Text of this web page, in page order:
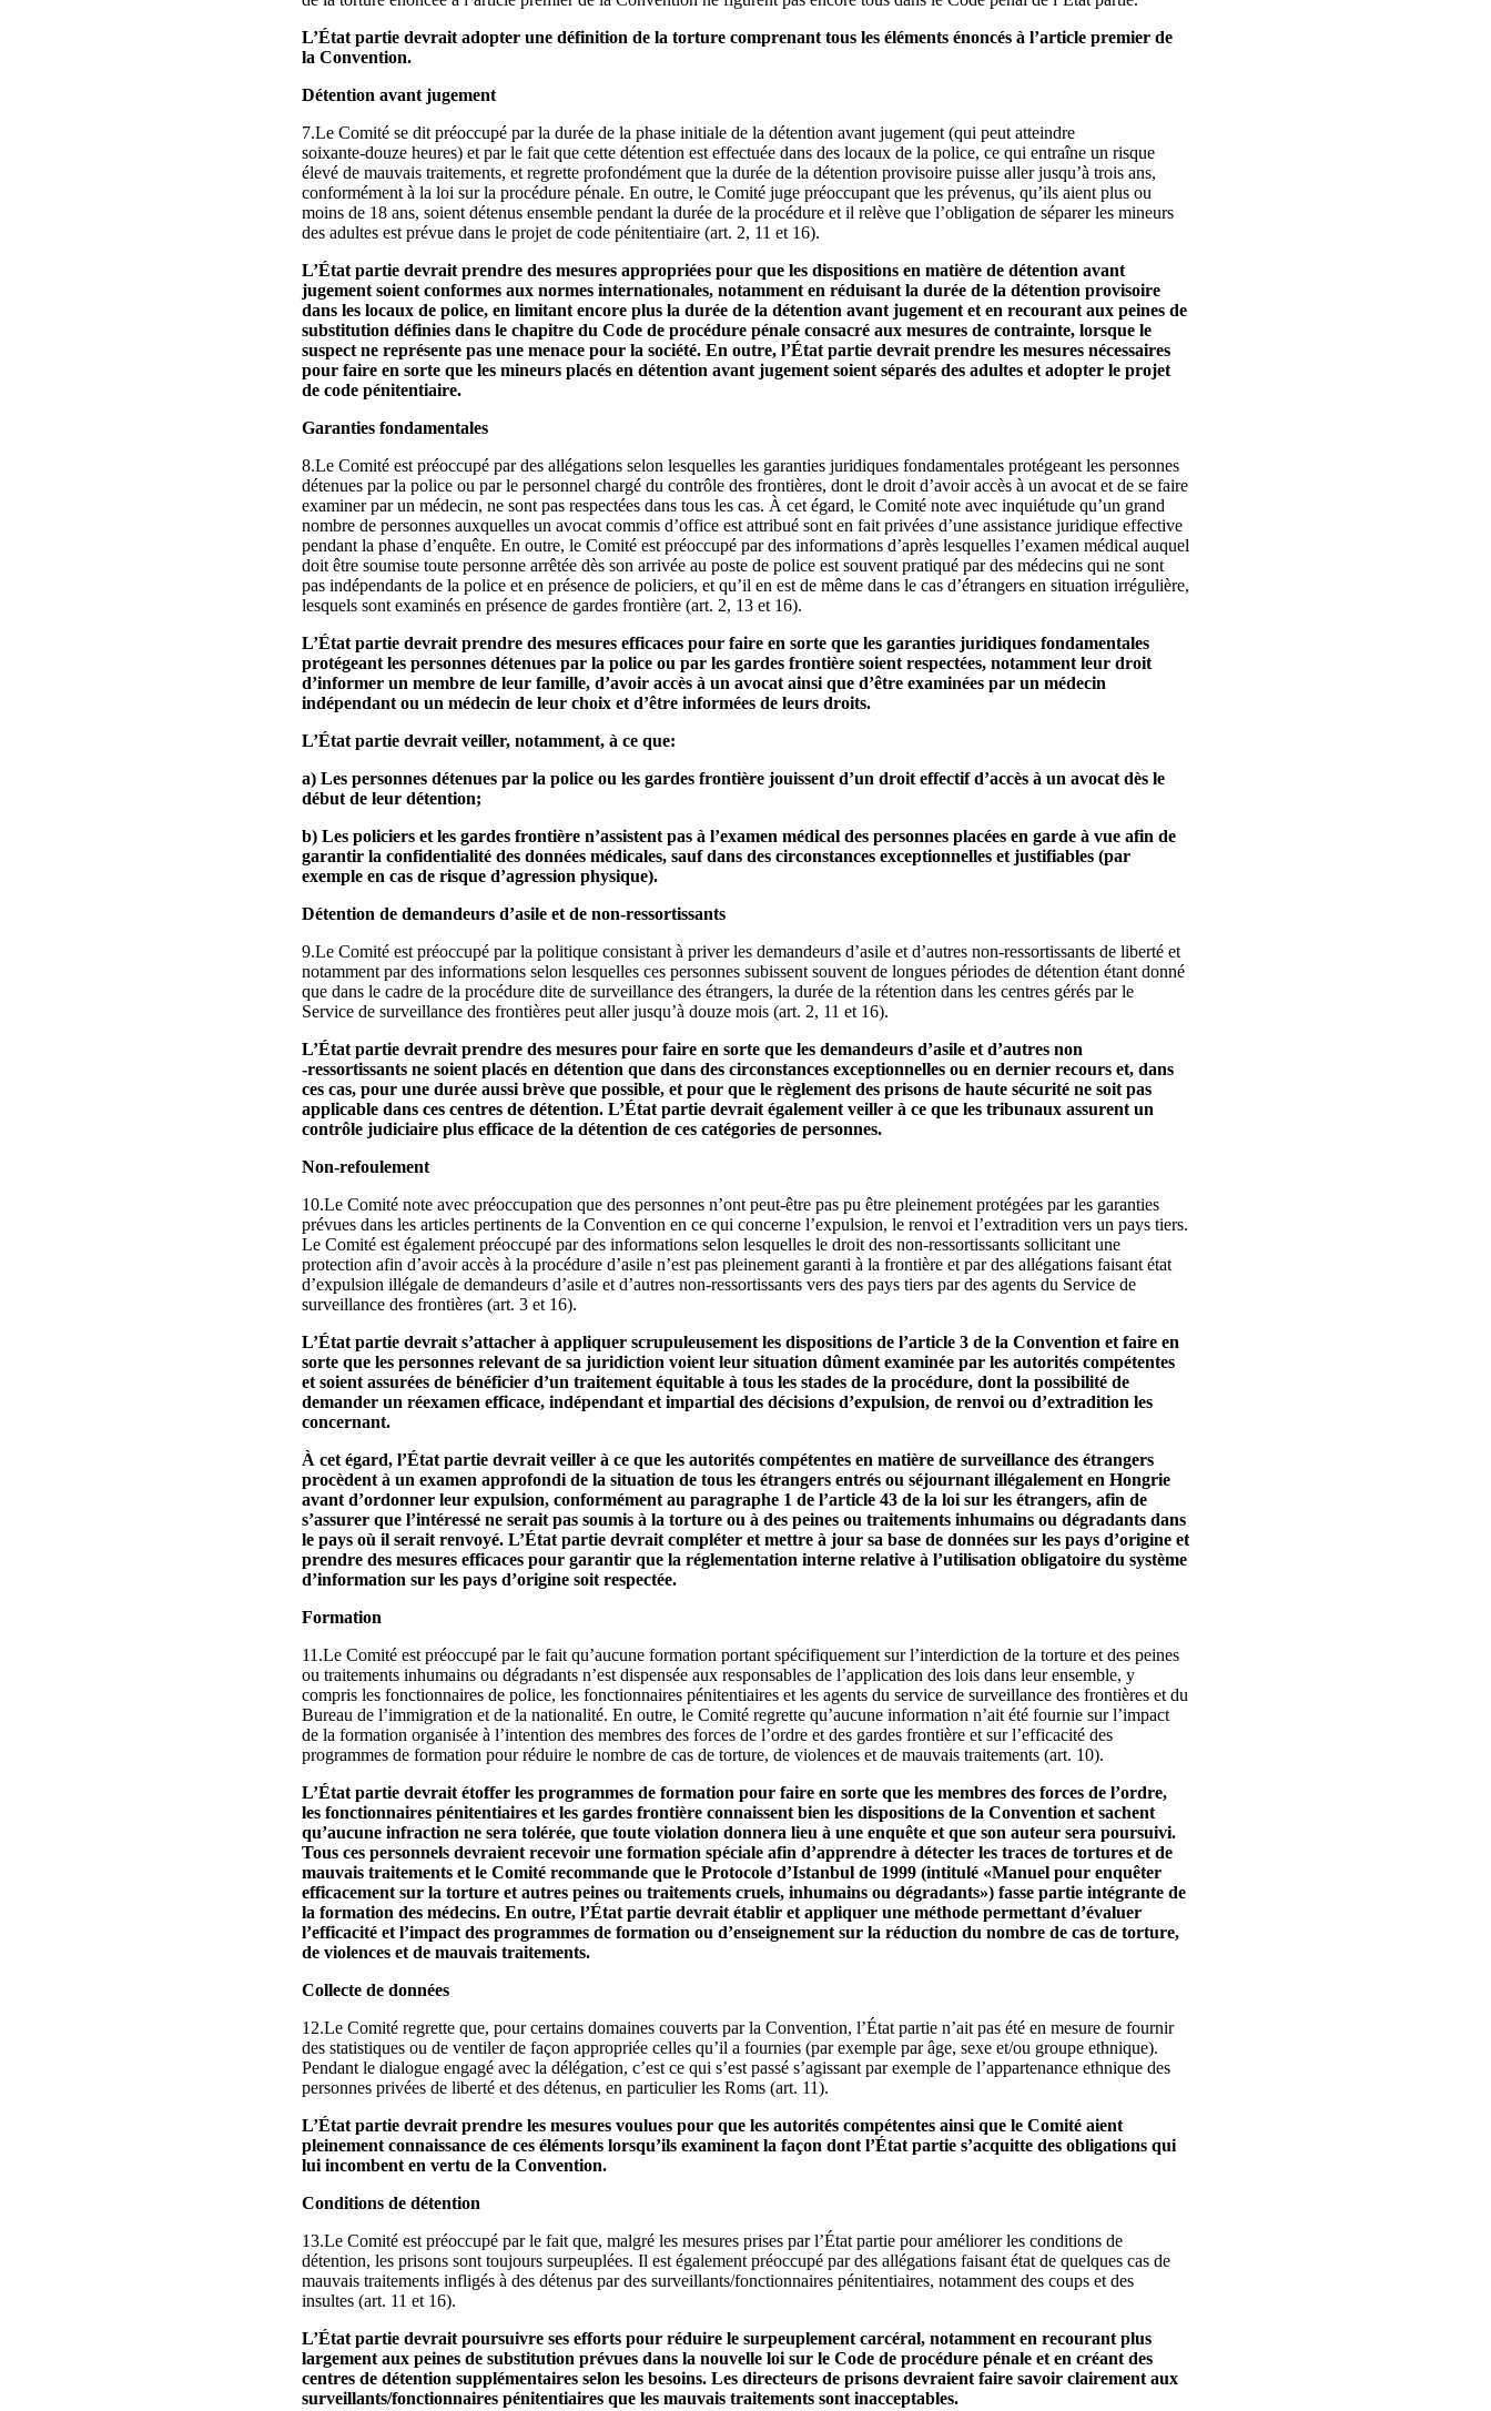
L’État partie devrait adopter une définition de la torture comprenant tous les éléments énoncés à l’article premier de
la Convention.
Détention avant jugement
7.Le Comité se dit préoccupé par la durée de la phase initiale de la détention avant jugement (qui peut atteindre
soixante‑douze heures) et par le fait que cette détention est effectuée dans des locaux de la police, ce qui entraîne un risque
élevé de mauvais traitements, et regrette profondément que la durée de la détention provisoire puisse aller jusqu’à trois ans,
conformément à la loi sur la procédure pénale. En outre, le Comité juge préoccupant que les prévenus, qu’ils aient plus ou
moins de 18 ans, soient détenus ensemble pendant la durée de la procédure et il relève que l’obligation de séparer les mineurs
des adultes est prévue dans le projet de code pénitentiaire (art. 2, 11 et 16).
L’État partie devrait prendre des mesures appropriées pour que les dispositions en matière de détention avant
jugement soient conformes aux normes internationales, notamment en réduisant la durée de la détention provisoire
dans les locaux de police, en limitant encore plus la durée de la détention avant jugement et en recourant aux peines de
substitution définies dans le chapitre du Code de procédure pénale consacré aux mesures de contrainte, lorsque le
suspect ne représente pas une menace pour la société. En outre, l’État partie devrait prendre les mesures nécessaires
pour faire en sorte que les mineurs placés en détention avant jugement soient séparés des adultes et adopter le projet
de code pénitentiaire.
Garanties fondamentales
8.Le Comité est préoccupé par des allégations selon lesquelles les garanties juridiques fondamentales protégeant les personnes
détenues par la police ou par le personnel chargé du contrôle des frontières, dont le droit d’avoir accès à un avocat et de se faire
examiner par un médecin, ne sont pas respectées dans tous les cas. À cet égard, le Comité note avec inquiétude qu’un grand
nombre de personnes auxquelles un avocat commis d’office est attribué sont en fait privées d’une assistance juridique effective
pendant la phase d’enquête. En outre, le Comité est préoccupé par des informations d’après lesquelles l’examen médical auquel
doit être soumise toute personne arrêtée dès son arrivée au poste de police est souvent pratiqué par des médecins qui ne sont
pas indépendants de la police et en présence de policiers, et qu’il en est de même dans le cas d’étrangers en situation irrégulière,
lesquels sont examinés en présence de gardes frontière (art. 2, 13 et 16).
L’État partie devrait prendre des mesures efficaces pour faire en sorte que les garanties juridiques fondamentales
protégeant les personnes détenues par la police ou par les gardes frontière soient respectées, notamment leur droit
d’informer un membre de leur famille, d’avoir accès à un avocat ainsi que d’être examinées par un médecin
indépendant ou un médecin de leur choix et d’être informées de leurs droits.
L’État partie devrait veiller, notamment, à ce que:
a) Les personnes détenues par la police ou les gardes frontière jouissent d’un droit effectif d’accès à un avocat dès le
début de leur détention;
b) Les policiers et les gardes frontière n’assistent pas à l’examen médical des personnes placées en garde à vue afin de
garantir la confidentialité des données médicales, sauf dans des circonstances exceptionnelles et justifiables (par
exemple en cas de risque d’agression physique).
Détention de demandeurs d’asile et de non-ressortissants
9.Le Comité est préoccupé par la politique consistant à priver les demandeurs d’asile et d’autres non‑ressortissants de liberté et
notamment par des informations selon lesquelles ces personnes subissent souvent de longues périodes de détention étant donné
que dans le cadre de la procédure dite de surveillance des étrangers, la durée de la rétention dans les centres gérés par le
Service de surveillance des frontières peut aller jusqu’à douze mois (art. 2, 11 et 16).
L’État partie devrait prendre des mesures pour faire en sorte que les demandeurs d’asile et d’autres non
‑ressortissants ne soient placés en détention que dans des circonstances exceptionnelles ou en dernier recours et, dans
ces cas, pour une durée aussi brève que possible, et pour que le règlement des prisons de haute sécurité ne soit pas
applicable dans ces centres de détention. L’État partie devrait également veiller à ce que les tribunaux assurent un
contrôle judiciaire plus efficace de la détention de ces catégories de personnes.
Non-refoulement
10.Le Comité note avec préoccupation que des personnes n’ont peut‑être pas pu être pleinement protégées par les garanties
prévues dans les articles pertinents de la Convention en ce qui concerne l’expulsion, le renvoi et l’extradition vers un pays tiers.
Le Comité est également préoccupé par des informations selon lesquelles le droit des non‑ressortissants sollicitant une
protection afin d’avoir accès à la procédure d’asile n’est pas pleinement garanti à la frontière et par des allégations faisant état
d’expulsion illégale de demandeurs d’asile et d’autres non‑ressortissants vers des pays tiers par des agents du Service de
surveillance des frontières (art. 3 et 16).
L’État partie devrait s’attacher à appliquer scrupuleusement les dispositions de l’article 3 de la Convention et faire en
sorte que les personnes relevant de sa juridiction voient leur situation dûment examinée par les autorités compétentes
et soient assurées de bénéficier d’un traitement équitable à tous les stades de la procédure, dont la possibilité de
demander un réexamen efficace, indépendant et impartial des décisions d’expulsion, de renvoi ou d’extradition les
concernant.
À cet égard, l’État partie devrait veiller à ce que les autorités compétentes en matière de surveillance des étrangers
procèdent à un examen approfondi de la situation de tous les étrangers entrés ou séjournant illégalement en Hongrie
avant d’ordonner leur expulsion, conformément au paragraphe 1 de l’article 43 de la loi sur les étrangers, afin de
s’assurer que l’intéressé ne serait pas soumis à la torture ou à des peines ou traitements inhumains ou dégradants dans
le pays où il serait renvoyé. L’État partie devrait compléter et mettre à jour sa base de données sur les pays d’origine et
prendre des mesures efficaces pour garantir que la réglementation interne relative à l’utilisation obligatoire du système
d’information sur les pays d’origine soit respectée.
Formation
11.Le Comité est préoccupé par le fait qu’aucune formation portant spécifiquement sur l’interdiction de la torture et des peines
ou traitements inhumains ou dégradants n’est dispensée aux responsables de l’application des lois dans leur ensemble, y
compris les fonctionnaires de police, les fonctionnaires pénitentiaires et les agents du service de surveillance des frontières et du
Bureau de l’immigration et de la nationalité. En outre, le Comité regrette qu’aucune information n’ait été fournie sur l’impact
de la formation organisée à l’intention des membres des forces de l’ordre et des gardes frontière et sur l’efficacité des
programmes de formation pour réduire le nombre de cas de torture, de violences et de mauvais traitements (art. 10).
L’État partie devrait étoffer les programmes de formation pour faire en sorte que les membres des forces de l’ordre,
les fonctionnaires pénitentiaires et les gardes frontière connaissent bien les dispositions de la Convention et sachent
qu’aucune infraction ne sera tolérée, que toute violation donnera lieu à une enquête et que son auteur sera poursuivi.
Tous ces personnels devraient recevoir une formation spéciale afin d’apprendre à détecter les traces de tortures et de
mauvais traitements et le Comité recommande que le Protocole d’Istanbul de 1999 (intitulé «Manuel pour enquêter
efficacement sur la torture et autres peines ou traitements cruels, inhumains ou dégradants») fasse partie intégrante de
la formation des médecins. En outre, l’État partie devrait établir et appliquer une méthode permettant d’évaluer
l’efficacité et l’impact des programmes de formation ou d’enseignement sur la réduction du nombre de cas de torture,
de violences et de mauvais traitements.
Collecte de données
12.Le Comité regrette que, pour certains domaines couverts par la Convention, l’État partie n’ait pas été en mesure de fournir
des statistiques ou de ventiler de façon appropriée celles qu’il a fournies (par exemple par âge, sexe et/ou groupe ethnique).
Pendant le dialogue engagé avec la délégation, c’est ce qui s’est passé s’agissant par exemple de l’appartenance ethnique des
personnes privées de liberté et des détenus, en particulier les Roms (art. 11).
L’État partie devrait prendre les mesures voulues pour que les autorités compétentes ainsi que le Comité aient
pleinement connaissance de ces éléments lorsqu’ils examinent la façon dont l’État partie s’acquitte des obligations qui
lui incombent en vertu de la Convention.
Conditions de détention
13.Le Comité est préoccupé par le fait que, malgré les mesures prises par l’État partie pour améliorer les conditions de
détention, les prisons sont toujours surpeuplées. Il est également préoccupé par des allégations faisant état de quelques cas de
mauvais traitements infligés à des détenus par des surveillants/fonctionnaires pénitentiaires, notamment des coups et des
insultes (art. 11 et 16).
L’État partie devrait poursuivre ses efforts pour réduire le surpeuplement carcéral, notamment en recourant plus
largement aux peines de substitution prévues dans la nouvelle loi sur le Code de procédure pénale et en créant des
centres de détention supplémentaires selon les besoins. Les directeurs de prisons devraient faire savoir clairement aux
surveillants/fonctionnaires pénitentiaires que les mauvais traitements sont inacceptables.